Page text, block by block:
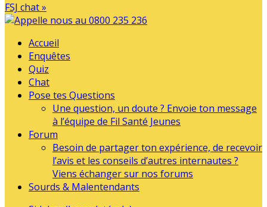
FSJ chat »
Accueil
Enquêtes
Quiz
Chat
Pose tes Questions
Une question, un doute ? Envoie ton message
à l’équipe de Fil Santé Jeunes
Forum
Besoin de partager ton expérience, de recevoir
l’avis et les conseils d’autres internautes ?
Viens échanger sur nos forums
Sourds & Malentendants